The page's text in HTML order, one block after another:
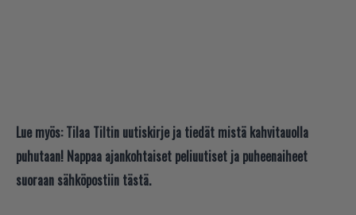
Lue myös: Tilaa Tiltin uutiskirje ja tiedät mistä kahvitauolla
puhutaan! Nappaa ajankohtaiset peliuutiset ja puheenaiheet
suoraan sähköpostiin tästä.